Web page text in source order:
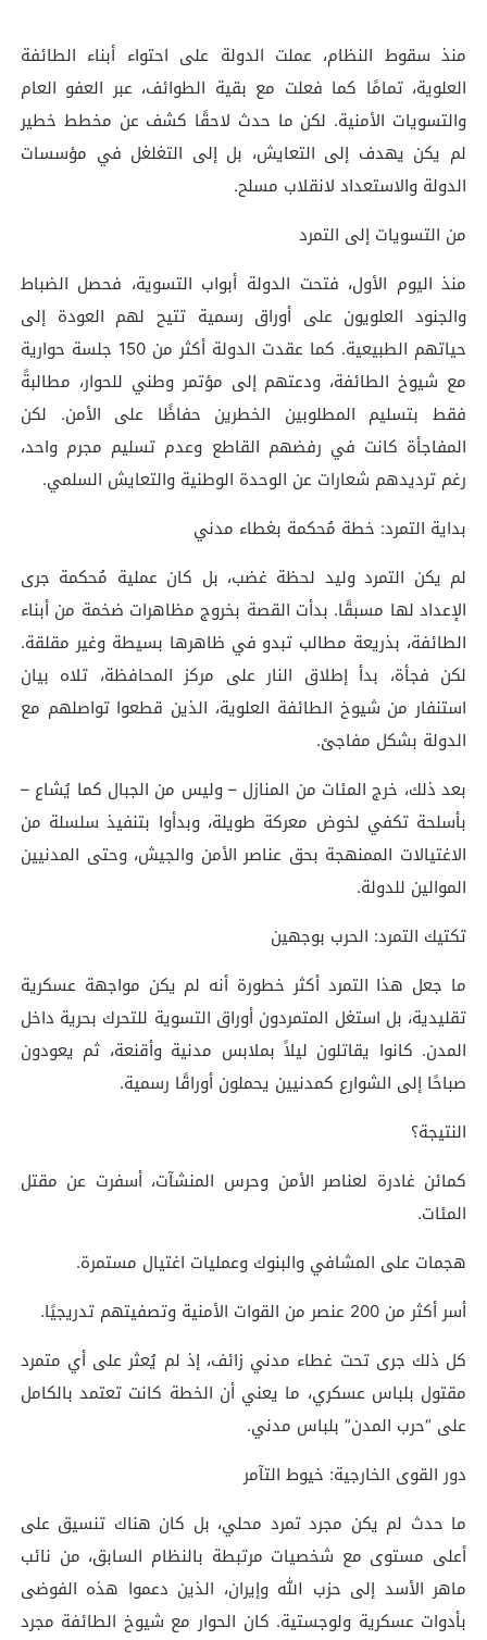
منذ سقوط النظام، عملت الدولة على احتواء أبناء الطائفة
العلوية، تمامًا كما فعلت مع بقية الطوائف، عبر العفو العام
والتسويات الأمنية. لكن ما حدث لاحقًا كشف عن مخطط خطير
لم يكن يهدف إلى التعايش، بل إلى التغلغل في مؤسسات
الدولة والاستعداد لانقلاب مسلح.
من التسويات إلى التمرد
منذ اليوم الأول، فتحت الدولة أبواب التسوية، فحصل الضباط
والجنود العلويون على أوراق رسمية تتيح لهم العودة إلى
حياتهم الطبيعية. كما عقدت الدولة أكثر من 150 جلسة حوارية
مع شيوخ الطائفة، ودعتهم إلى مؤتمر وطني للحوار، مطالبةً
فقط بتسليم المطلوبين الخطرين حفاظًا على الأمن. لكن
المفاجأة كانت في رفضهم القاطع وعدم تسليم مجرم واحد،
رغم ترديدهم شعارات عن الوحدة الوطنية والتعايش السلمي.
بداية التمرد: خطة مُحكمة بغطاء مدني
لم يكن التمرد وليد لحظة غضب، بل كان عملية مُحكمة جرى
الإعداد لها مسبقًا. بدأت القصة بخروج مظاهرات ضخمة من أبناء
الطائفة، بذريعة مطالب تبدو في ظاهرها بسيطة وغير مقلقة.
لكن فجأة، بدأ إطلاق النار على مركز المحافظة، تلاه بيان
استنفار من شيوخ الطائفة العلوية، الذين قطعوا تواصلهم مع
الدولة بشكل مفاجئ.
بعد ذلك، خرج المئات من المنازل – وليس من الجبال كما يُشاع –
بأسلحة تكفي لخوض معركة طويلة، وبدأوا بتنفيذ سلسلة من
الاغتيالات الممنهجة بحق عناصر الأمن والجيش، وحتى المدنيين
الموالين للدولة.
تكتيك التمرد: الحرب بوجهين
ما جعل هذا التمرد أكثر خطورة أنه لم يكن مواجهة عسكرية
تقليدية، بل استغل المتمردون أوراق التسوية للتحرك بحرية داخل
المدن. كانوا يقاتلون ليلاً بملابس مدنية وأقنعة، ثم يعودون
صباحًا إلى الشوارع كمدنيين يحملون أوراقًا رسمية.
النتيجة؟
كمائن غادرة لعناصر الأمن وحرس المنشآت، أسفرت عن مقتل
المئات.
هجمات على المشافي والبنوك وعمليات اغتيال مستمرة.
أسر أكثر من 200 عنصر من القوات الأمنية وتصفيتهم تدريجيًا.
كل ذلك جرى تحت غطاء مدني زائف، إذ لم يُعثر على أي متمرد
مقتول بلباس عسكري، ما يعني أن الخطة كانت تعتمد بالكامل
على “حرب المدن” بلباس مدني.
دور القوى الخارجية: خيوط التآمر
ما حدث لم يكن مجرد تمرد محلي، بل كان هناك تنسيق على
أعلى مستوى مع شخصيات مرتبطة بالنظام السابق، من نائب
ماهر الأسد إلى حزب الله وإيران، الذين دعموا هذه الفوضى
بأدوات عسكرية ولوجستية. كان الحوار مع شيوخ الطائفة مجرد